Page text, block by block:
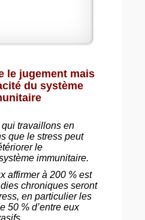
le jugement mais
du système
qui travaillons en
que le stress peut
le
immunitaire.
affirmer à 200 % est
chroniques seront
en particulier les
50 % d’entre eux